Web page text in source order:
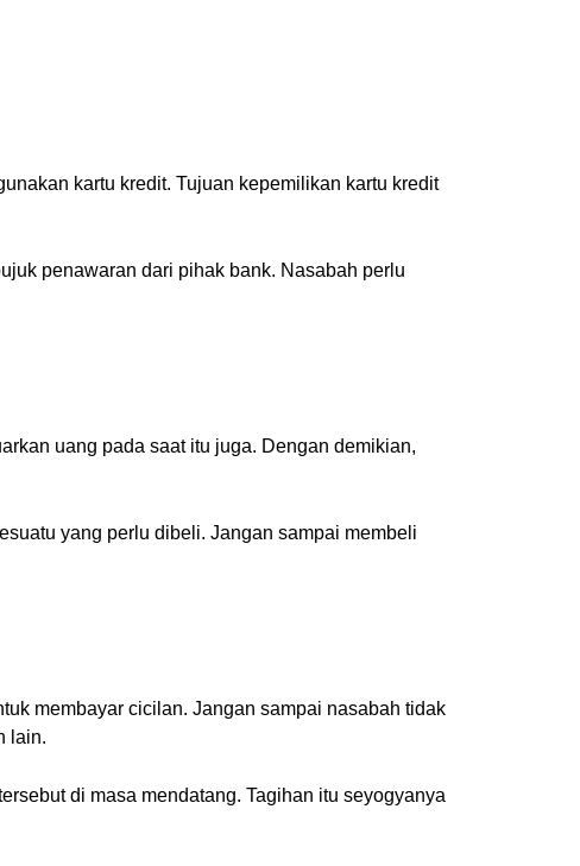
kartu kredit. Tujuan kepemilikan kartu kredit
penawaran dari pihak bank. Nasabah perlu
uang pada saat itu juga. Dengan demikian,
yang perlu dibeli. Jangan sampai membeli
membayar cicilan. Jangan sampai nasabah tidak
lain.
di masa mendatang. Tagihan itu seyogyanya